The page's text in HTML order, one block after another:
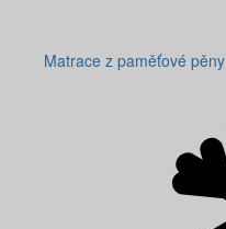
Matrace z paměťové pěny